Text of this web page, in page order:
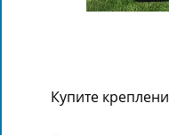
Купите